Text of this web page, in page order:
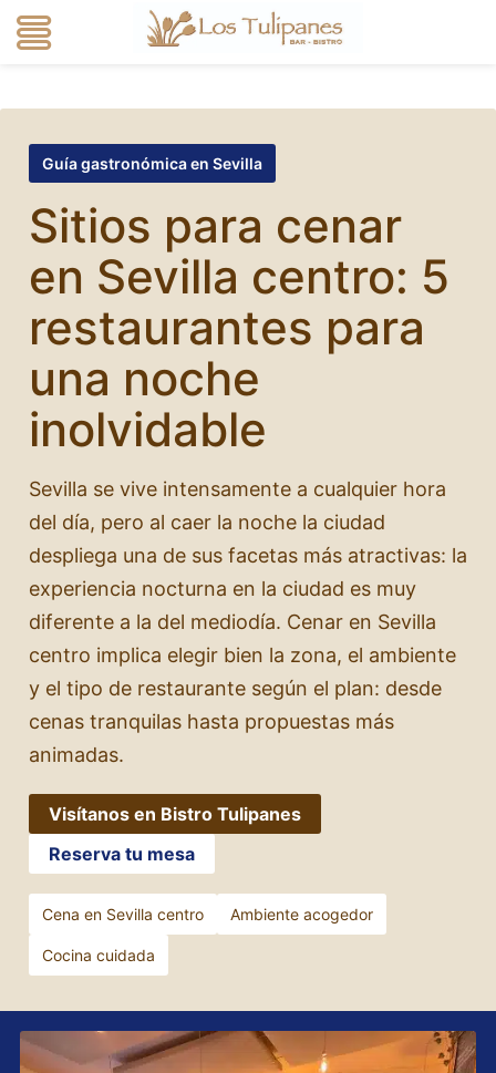
Guía gastronómica en Sevilla
Sitios para cenar
en Sevilla centro: 5
restaurantes para
una noche
inolvidable
Sevilla se vive intensamente a cualquier hora
del día, pero al caer la noche la ciudad
despliega una de sus facetas más atractivas: la
experiencia nocturna en la ciudad es muy
diferente a la del mediodía. Cenar en Sevilla
centro implica elegir bien la zona, el ambiente
y el tipo de restaurante según el plan: desde
cenas tranquilas hasta propuestas más
animadas.
Visítanos en Bistro Tulipanes
Reserva tu mesa
Cena en Sevilla centro Ambiente acogedor
Cocina cuidada